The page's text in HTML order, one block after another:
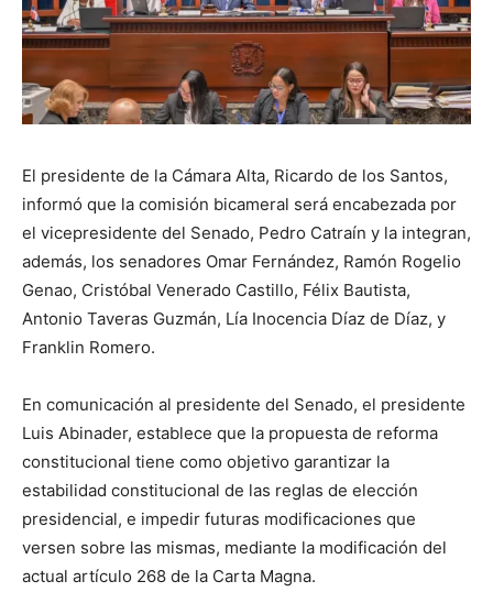
El presidente de la Cámara Alta, Ricardo de los Santos,
informó que la comisión bicameral será encabezada por
el vicepresidente del Senado, Pedro Catraín y la integran,
además, los senadores Omar Fernández, Ramón Rogelio
Genao, Cristóbal Venerado Castillo, Félix Bautista,
Antonio Taveras Guzmán, Lía Inocencia Díaz de Díaz, y
Franklin Romero.
En comunicación al presidente del Senado, el presidente
Luis Abinader, establece que la propuesta de reforma
constitucional tiene como objetivo garantizar la
estabilidad constitucional de las reglas de elección
presidencial, e impedir futuras modificaciones que
versen sobre las mismas, mediante la modificación del
actual artículo 268 de la Carta Magna.